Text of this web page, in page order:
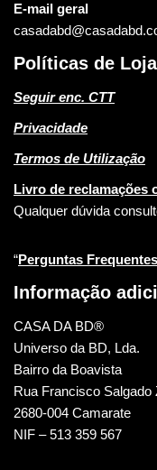
E-mail geral
Políticas de Loja
Seguir enc. CTT
Privacidade
Termos de Utilização
Livro de reclamações
Qualquer dúvida
“Perguntas Frequentes
Informação
CASA DA BD®
Universo da BD, Lda.
Bairro da Boavista
Rua Francisco Salgado
2680-004 Camarate
NIF – 513 359 567